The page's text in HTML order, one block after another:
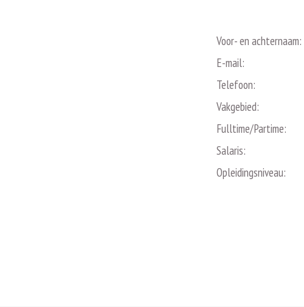
Voor- en achternaam:
E-mail:
Telefoon:
Vakgebied:
Fulltime/Partime:
Salaris:
Opleidingsniveau: